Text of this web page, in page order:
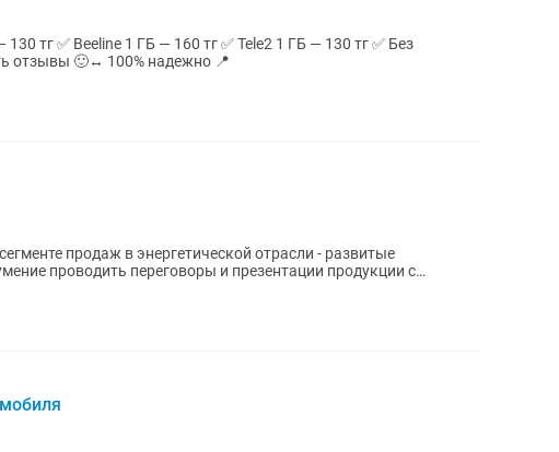
😇 Есть отзывы 🙂↔ 100% надежно 📍
продаж в энергетической отрасли - развитые
проводить переговоры и презентации продукции с